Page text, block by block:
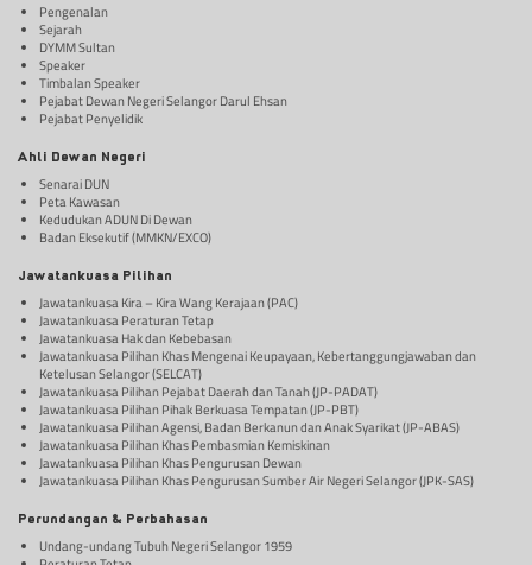
Pengenalan
Sejarah
DYMM Sultan
Speaker
Timbalan Speaker
Pejabat Dewan Negeri Selangor Darul Ehsan
Pejabat Penyelidik
Ahli Dewan Negeri
Senarai DUN
Peta Kawasan
Kedudukan ADUN Di Dewan
Badan Eksekutif (MMKN/EXCO)
Jawatankuasa Pilihan
Jawatankuasa Kira – Kira Wang Kerajaan (PAC)
Jawatankuasa Peraturan Tetap
Jawatankuasa Hak dan Kebebasan
Jawatankuasa Pilihan Khas Mengenai Keupayaan, Kebertanggungjawaban dan
Ketelusan Selangor (SELCAT)
Jawatankuasa Pilihan Pejabat Daerah dan Tanah (JP-PADAT)
Jawatankuasa Pilihan Pihak Berkuasa Tempatan (JP-PBT)
Jawatankuasa Pilihan Agensi, Badan Berkanun dan Anak Syarikat (JP-ABAS)
Jawatankuasa Pilihan Khas Pembasmian Kemiskinan
Jawatankuasa Pilihan Khas Pengurusan Dewan
Jawatankuasa Pilihan Khas Pengurusan Sumber Air Negeri Selangor (JPK-SAS)
Perundangan & Perbahasan
Undang-undang Tubuh Negeri Selangor 1959